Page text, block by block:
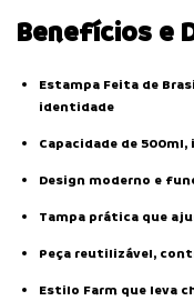
Benefícios e
Estampa Feita de
identidade
Capacidade de
Design moderno e
Tampa prática que
Peça reutilizável,
Estilo Farm que leva